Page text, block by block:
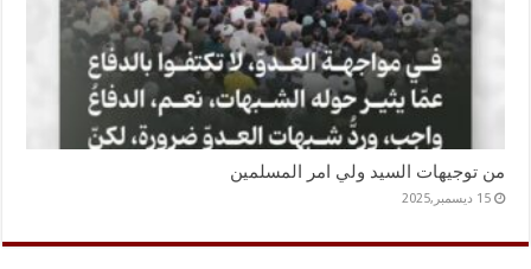
من توجيهات السيد ولي امر المسلمين
15 ديسمبر,2025